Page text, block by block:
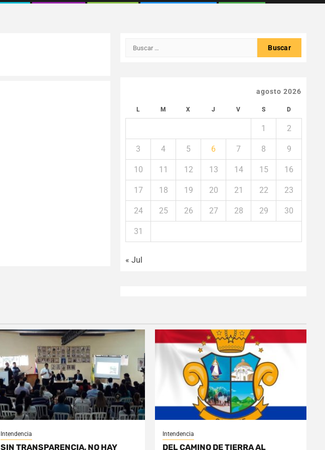
Buscar:
agosto 2026
L M X J V S D
1 2
3 4 5 6 7 8 9
10 11 12 13 14 15 16
17 18 19 20 21 22 23
24 25 26 27 28 29 30
31
« Jul
Intendencia
SIN TRANSPARENCIA, NO HAY
Intendencia
DEL CAMINO DE TIERRA AL